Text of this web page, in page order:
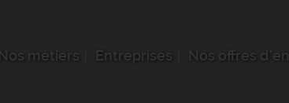
Nos métiers Entreprises Nos offres